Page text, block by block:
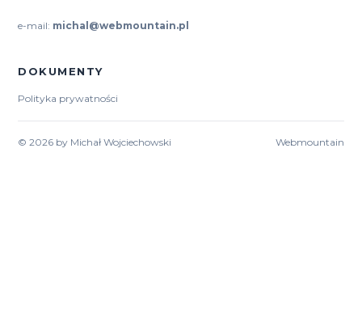
e-mail: michal@webmountain.pl
DOKUMENTY
Polityka prywatności
© 2026 by Michał Wojciechowski Webmountain